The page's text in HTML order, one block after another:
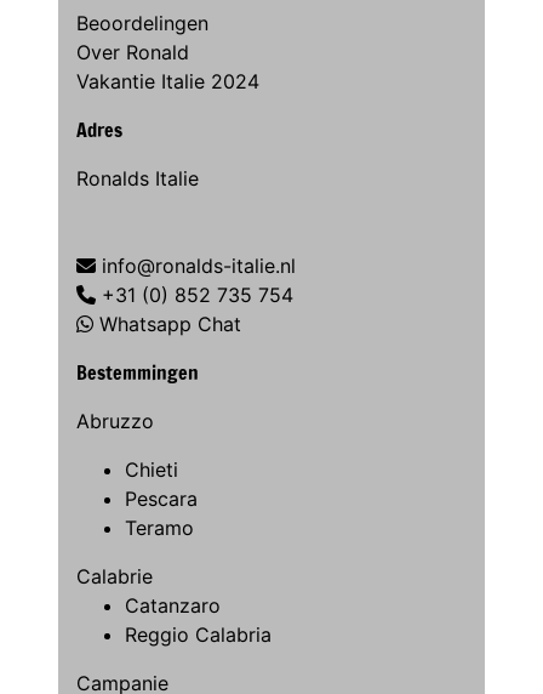
Beoordelingen
Over Ronald
Vakantie Italie 2024
Adres
Ronalds Italie
info@ronalds-italie.nl
+31 (0) 852 735 754
Whatsapp Chat
Bestemmingen
Abruzzo
Chieti
Pescara
Teramo
Calabrie
Catanzaro
Reggio Calabria
Campanie